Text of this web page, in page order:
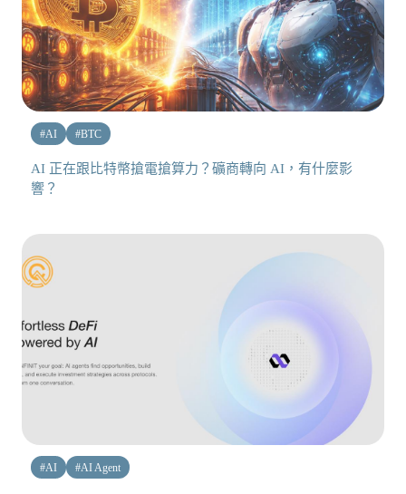
#AI #BTC
AI 正在跟比特幣搶電搶算力？礦商轉向 AI，有什麼影
響？
#AI #AI Agent